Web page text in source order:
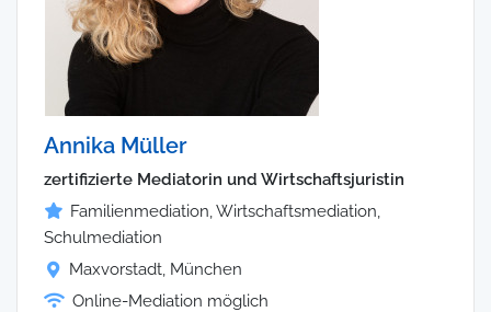
Annika Müller
zertifizierte Mediatorin und Wirtschaftsjuristin
Familienmediation, Wirtschaftsmediation,
Schulmediation
Maxvorstadt, München
Online-Mediation möglich